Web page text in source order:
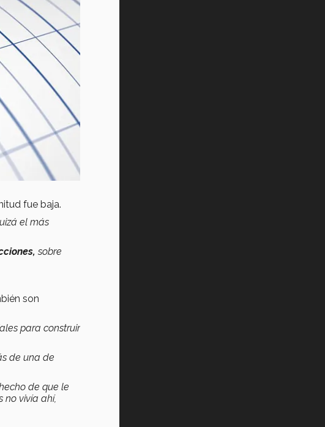
fue baja.
el más
sobre
son
para construir
de una de
de que le
no vivía ahí,